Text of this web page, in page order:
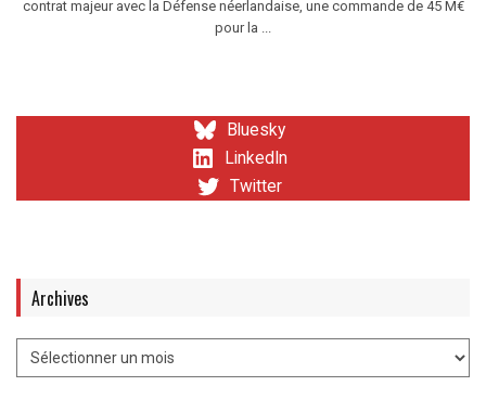
contrat majeur avec la Défense néerlandaise, une commande de 45 M€
pour la ...
Bluesky
LinkedIn
Twitter
Archives